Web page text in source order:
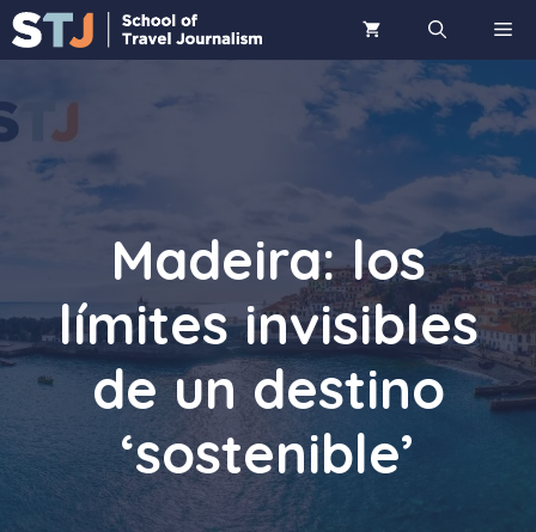
Saltar
al
Madeira: los
límites invisibles
de un destino
‘sostenible’